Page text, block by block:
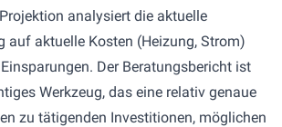
analysiert die aktuelle
auf aktuelle Kosten (Heizung, Strom)
Der Beratungsbericht ist
Werkzeug, das eine relativ genaue
zu tätigenden Investitionen, möglichen